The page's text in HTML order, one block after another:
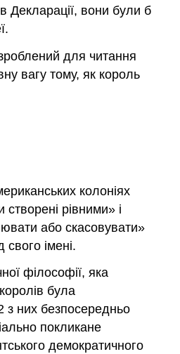
Декларації, вони були б
для читання
вагу тому, як король
колоніях
рівними» і
або скасовувати»
імені.
філософії, яка
була
з них безпосередньо
покликане
демократичного